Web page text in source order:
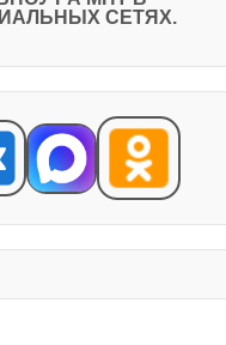
СЕТЯХ.